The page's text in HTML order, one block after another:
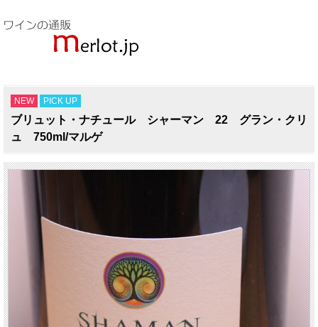
NEW PICK UP
ブリュット・ナチュール シャーマン 22 グラン・クリ
ュ 750ml/マルゲ